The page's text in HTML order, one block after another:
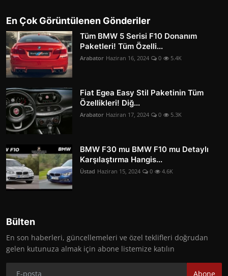
En Çok Görüntülenen Gönderiler
Tüm BMW 5 Serisi F10 Donanım
Paketleri! Tüm Özelli...
Arabator Haziran 16, 2024 0 5.4K
Fiat Egea Easy Stil Paketinin Tüm
Özellikleri! Diğ...
Arabator Haziran 17, 2024 0 5.3K
BMW F30 mu BMW F10 mu Detaylı
Karşılaştırma Hangis...
Üstad Haziran 15, 2024 0 4.6K
Bülten
En son haberleri, güncellemeleri ve özel teklifleri doğrudan
gelen kutunuza almak için abone listemize katılın
Abone